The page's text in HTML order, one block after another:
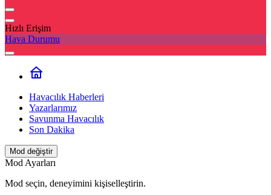
Hızlı Erişim
Hava Durumu
Havacılık Haberleri
Yazarlarımız
Savunma Havacılık
Son Dakika
Mod değiştir
Mod Ayarları
Mod seçin, deneyimini kişiselleştirin.